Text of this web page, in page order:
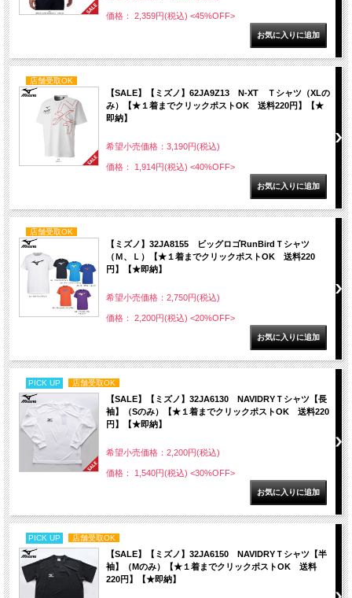
価格： 2,359円(税込) <45%OFF>
店舗受取OK
【SALE】【ミズノ】62JA9Z13 N-XT Ｔシャツ（XLの
み）【★１着までクリックポストOK 送料220円】【★
即納】
希望小売価格：3,190円(税込)
価格： 1,914円(税込) <40%OFF>
店舗受取OK
【ミズノ】32JA8155 ビッグロゴRunBirdＴシャツ
（Ｍ、Ｌ）【★１着までクリックポストOK 送料220
円】【★即納】
希望小売価格：2,750円(税込)
価格： 2,200円(税込) <20%OFF>
PICK UP 店舗受取OK
【SALE】【ミズノ】32JA6130 NAVIDRYＴシャツ【長
袖】（Sのみ）【★１着までクリックポストOK 送料220
円】【★即納】
希望小売価格：2,200円(税込)
価格： 1,540円(税込) <30%OFF>
PICK UP 店舗受取OK
【SALE】【ミズノ】32JA6150 NAVIDRYＴシャツ【半
袖】（Mのみ）【★１着までクリックポストOK 送料
220円】【★即納】